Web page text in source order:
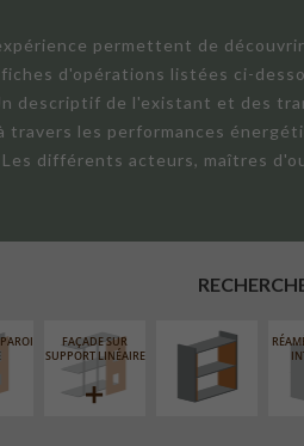
permettent de
d'opérations listées ci-
descriptif de l'existant et des
travers les performances
différents acteurs, maîtres
FAÇADE SUR
SUPPORT LINÉAIRE
INTÉRIEURE